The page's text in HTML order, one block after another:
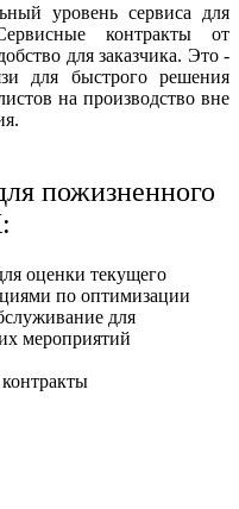
уровень сервиса для
контракты от
для заказчика. Это -
для быстрого решения
на производство вне
пожизненного
оценки текущего
по оптимизации
для
мероприятий